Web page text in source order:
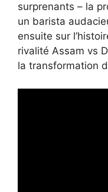
surprenants – la
un barista
ensuite sur
rivalité Assam vs
la transformation